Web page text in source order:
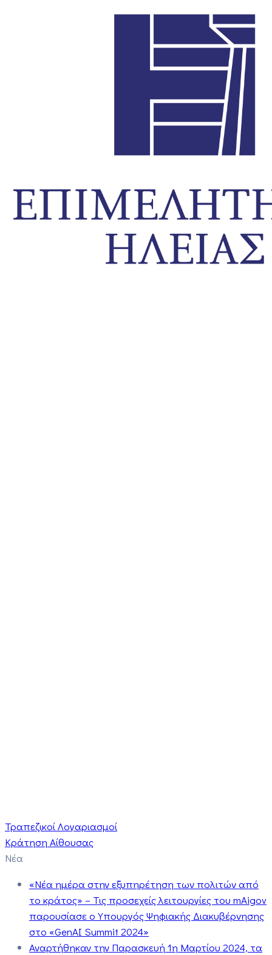
Τραπεζικοί Λογαριασμοί
Κράτηση Αίθουσας
Νέα
«Νέα ημέρα στην εξυπηρέτηση των πολιτών από
το κράτος» – Τις προσεχείς λειτουργίες του mAigov
παρουσίασε ο Υπουργός Ψηφιακής Διακυβέρνησης
στο «GenAI Summit 2024»
Αναρτήθηκαν την Παρασκευή 1η Μαρτίου 2024, τα